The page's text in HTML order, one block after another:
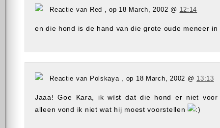
Reactie van Red , op 18 March, 2002 @ 12:14
en die hond is de hand van die grote oude meneer in
Reactie van Polskaya , op 18 March, 2002 @ 13:13
Jaaa! Goe Kara, ik wìst dat die hond er niet voor
alleen vond ik niet wat hij moest voorstellen